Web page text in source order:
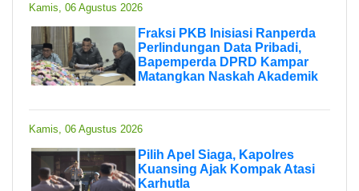
Kamis, 06 Agustus 2026
Fraksi PKB Inisiasi Ranperda
Perlindungan Data Pribadi,
Bapemperda DPRD Kampar
Matangkan Naskah Akademik
Kamis, 06 Agustus 2026
Pilih Apel Siaga, Kapolres
Kuansing Ajak Kompak Atasi
Karhutla